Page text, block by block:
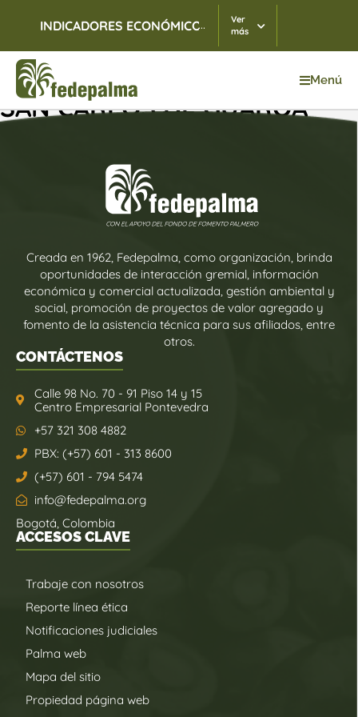
INDICADORES ECONÓMICOS TRM 06/08/2026
...
Ver
más
Menú
SAN CARLOS DE GUAROA
Creada en 1962, Fedepalma, como organización, brinda
oportunidades de interacción gremial, información
económica y comercial actualizada, gestión ambiental y
social, promoción de proyectos de valor agregado y
fomento de la asistencia técnica para sus afiliados, entre
otros.
CONTÁCTENOS
Calle 98 No. 70 - 91 Piso 14 y 15
Centro Empresarial Pontevedra
+57 321 308 4882
PBX: (+57) 601 - 313 8600
(+57) 601 - 794 5474
info@fedepalma.org
Bogotá, Colombia
ACCESOS CLAVE
Trabaje con nosotros
Reporte línea ética
Notificaciones judiciales
Palma web
Mapa del sitio
Propiedad página web